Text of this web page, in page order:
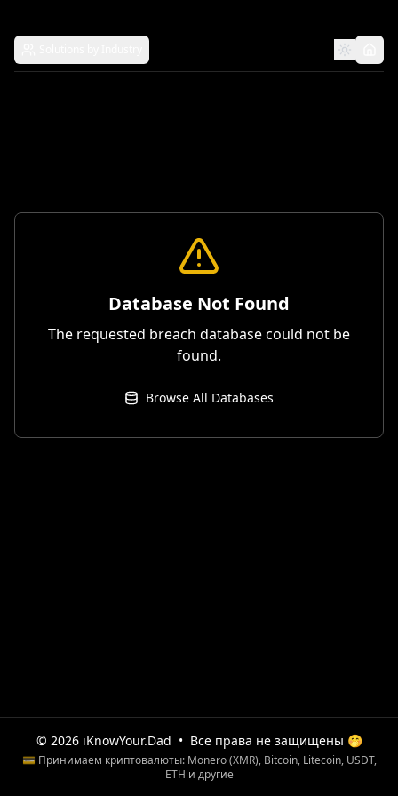
Database Not Found
The requested breach database could not be
found.
Browse All Databases
© 2026 iKnowYour.Dad • Все права не защищены 🤭
💳 Принимаем криптовалюты: Monero (XMR), Bitcoin, Litecoin, USDT,
ETH и другие